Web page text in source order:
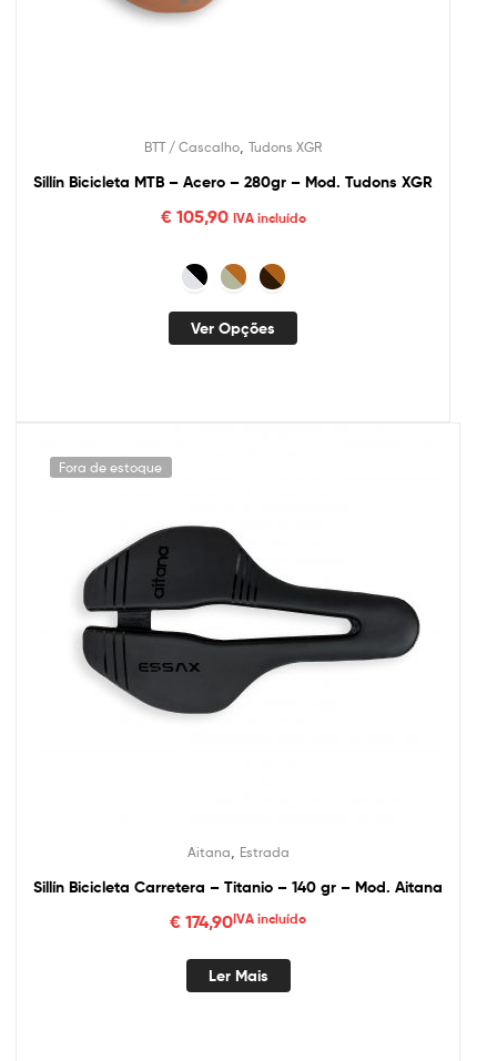
BTT / Cascalho, Tudons XGR
Sillín Bicicleta MTB – Acero – 280gr – Mod. Tudons XGR
€105,90 IVA incluído
Ver Opções
Fora de estoque
Aitana, Estrada
Sillín Bicicleta Carretera – Titanio – 140 gr – Mod. Aitana
€ 174,90IVA incluído
Ler Mais